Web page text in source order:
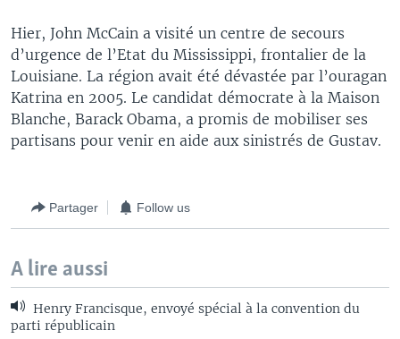
Hier, John McCain a visité un centre de secours
d’urgence de l’Etat du Mississippi, frontalier de la
Louisiane. La région avait été dévastée par l’ouragan
Katrina en 2005. Le candidat démocrate à la Maison
Blanche, Barack Obama, a promis de mobiliser ses
partisans pour venir en aide aux sinistrés de Gustav.
Partager Follow us
A lire aussi
Henry Francisque, envoyé spécial à la convention du
parti républicain